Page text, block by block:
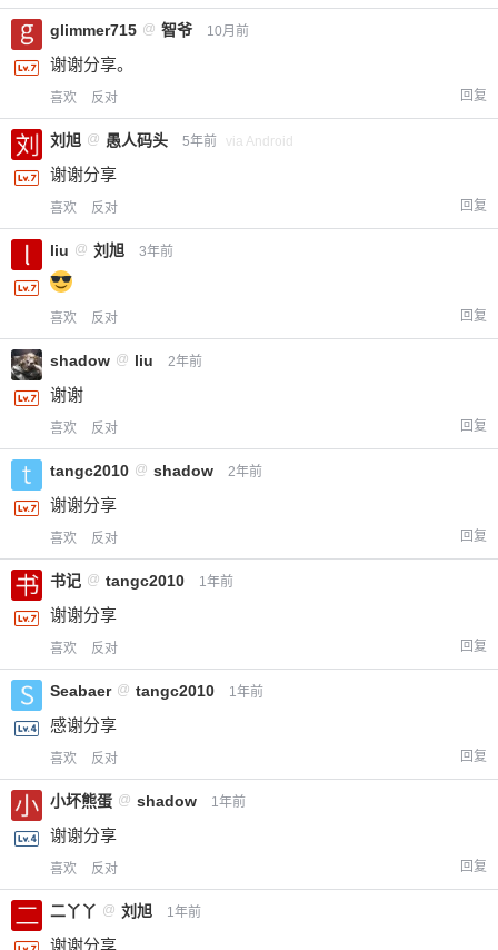
glimmer715 @ 智爷 10月前
谢谢分享。
喜欢 反对 回复
刘旭 @ 愚人码头 5年前 via Android
谢谢分享
喜欢 反对 回复
liu @ 刘旭 3年前
喜欢 反对 回复
shadow @ liu 2年前
谢谢
喜欢 反对 回复
tangc2010 @ shadow 2年前
谢谢分享
喜欢 反对 回复
书记 @ tangc2010 1年前
谢谢分享
喜欢 反对 回复
Seabaer @ tangc2010 1年前
感谢分享
喜欢 反对 回复
小坏熊蛋 @ shadow 1年前
谢谢分享
喜欢 反对 回复
二丫丫 @ 刘旭 1年前
谢谢分享